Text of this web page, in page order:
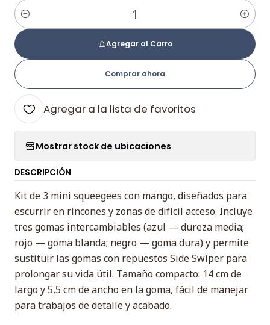
Cantidad
Agregar al Carro
Comprar ahora
Agregar a la lista de favoritos
Mostrar stock de ubicaciones
DESCRIPCIÓN
Kit de 3 mini squeegees con mango, diseñados para
escurrir en rincones y zonas de difícil acceso. Incluye
tres gomas intercambiables (azul — dureza media;
rojo — goma blanda; negro — goma dura) y permite
sustituir las gomas con repuestos Side Swiper para
prolongar su vida útil. Tamaño compacto: 14 cm de
largo y 5,5 cm de ancho en la goma, fácil de manejar
para trabajos de detalle y acabado.